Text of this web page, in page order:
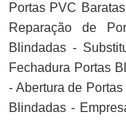
Portas PVC
Reparação de
Blindadas -
Fechadura Portas
- Abertura de
Blindadas -